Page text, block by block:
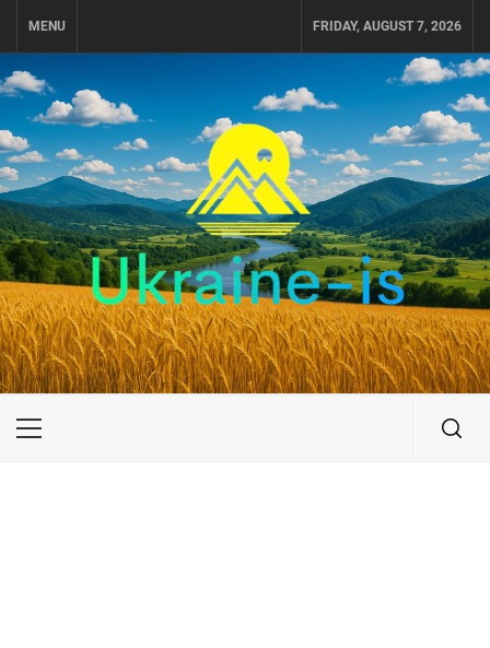
MENU FRIDAY, AUGUST 7, 2026
UKRAINE-IS
ПУТЕШЕСТВИЕ ПО УКРАИНЕ
Primary